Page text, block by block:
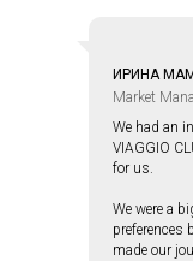
ИРИНА
Market
We had an
VIAGGIO
for us.
We were a
preferences
made our